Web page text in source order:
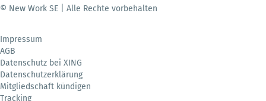
© New Work SE | Alle Rechte vorbehalten
Impressum
AGB
Datenschutz bei XING
Datenschutzerklärung
Mitgliedschaft kündigen
Tracking